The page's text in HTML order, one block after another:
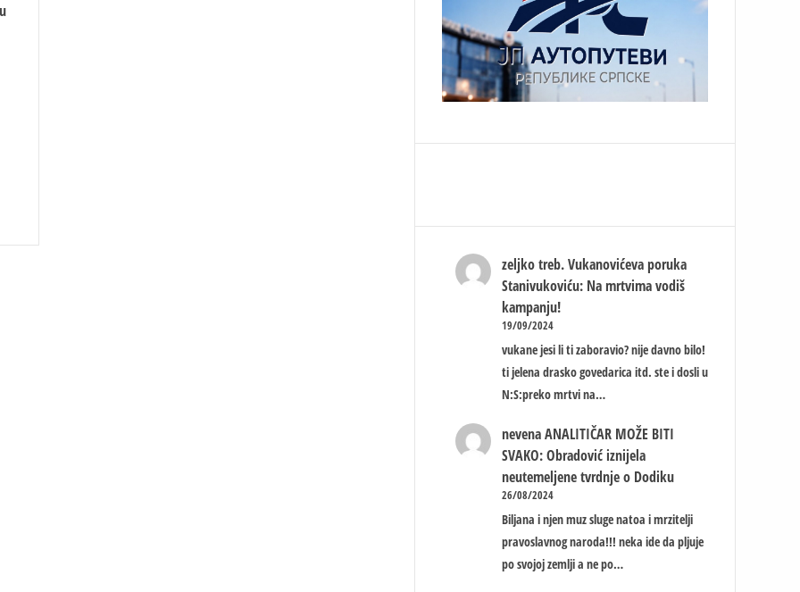
zeljko treb. Vukanovićeva poruka
Stanivukoviću: Na mrtvima vodiš
kampanju!
19/09/2024
vukane jesi li ti zaboravio? nije davno bilo!
ti jelena drasko govedarica itd. ste i dosli u
N:S:preko mrtvi na…
nevena ANALITIČAR MOŽE BITI
SVAKO: Obradović iznijela
neutemeljene tvrdnje o Dodiku
26/08/2024
Biljana i njen muz sluge natoa i mrzitelji
pravoslavnog naroda!!! neka ide da pljuje
po svojoj zemlji a ne po…